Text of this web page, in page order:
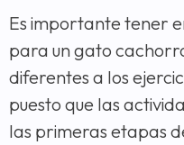
Es importante tener
para un gato
diferentes a los
puesto que las
las primeras etapas